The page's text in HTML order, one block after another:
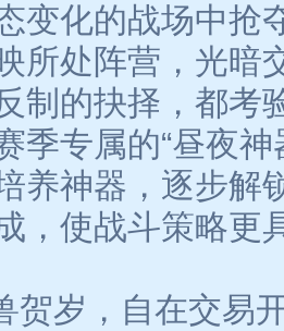
变化的战场中抢
所处阵营，光暗
制的抉择，都考
季专属的“昼夜
养神器，逐步解
，使战斗策略更
贺岁，自在交易